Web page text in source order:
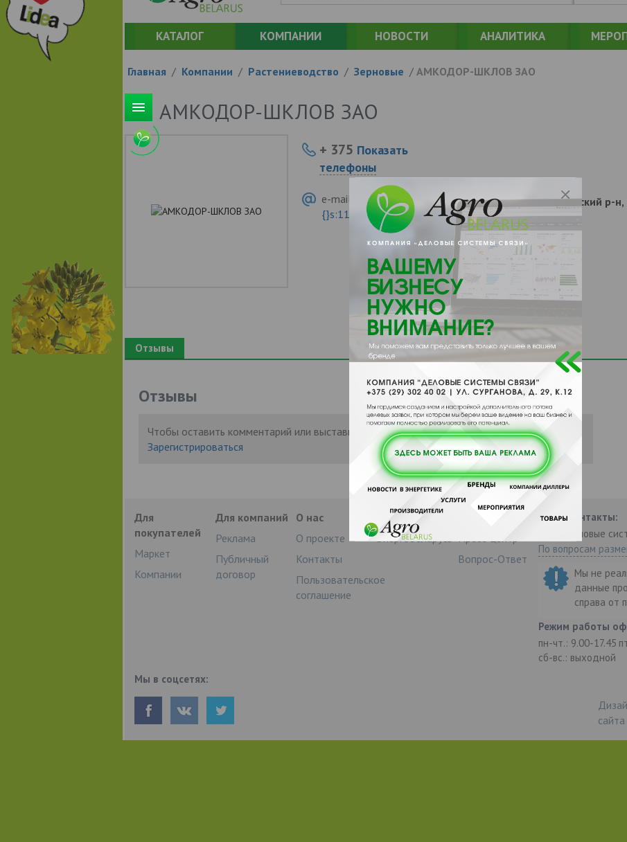
КАТАЛОГ КОМПАНИИ НОВОСТИ АНАЛИТИКА
Главная / Компании / Растениеводство / Зерновые / АМКОДОР-ШКЛОВ ЗАО
АМКОДОР-ШКЛОВ ЗАО
+ 375 Показать
телефоны
e-mail:
a:2:{s:5:"VALUE";a:0:
{}s:11:"DESCRIPTION";a:0:{}}
213012, , , , Шкловский р-
Отзывы
Отзывы
Чтобы оставить комментарий или выставить рейтинг, нужноВойтиили
Зарегистрироваться
Для
покупателей
Маркет
Компании
Для компаний
Реклама
Публичный
договор
О нас
О проекте
Контакты
Пользовательское
соглашение
Партнеры
ЭнергоБеларусь Пресс-центр
Вопрос-Ответ
Наши контакты:
ООО "Деловые
По вопросам
Мы не
данные
справа от
Режим работы
пн-чт.: 9.00-17.45
сб-вс.: выходной
Мы в соцсетях:
сайта